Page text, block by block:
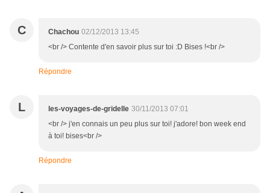
C Chachou 02/12/2013 13:45
<br /> Contente d'en savoir plus sur toi :D Bises !<br />
Répondre
L les-voyages-de-gridelle 30/11/2013 07:01
<br /> j'en connais un peu plus sur toi! j'adore! bon week end
à toi! bises<br />
Répondre